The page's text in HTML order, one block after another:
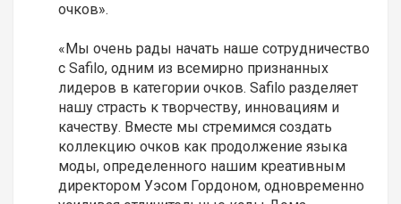
очков».
«Мы очень рады начать наше сотрудничество
с Safilo, одним из всемирно признанных
лидеров в категории очков. Safilo разделяет
нашу страсть к творчеству, инновациям и
качеству. Вместе мы стремимся создать
коллекцию очков как продолжение языка
моды, определенного нашим креативным
директором Уэсом Гордоном, одновременно